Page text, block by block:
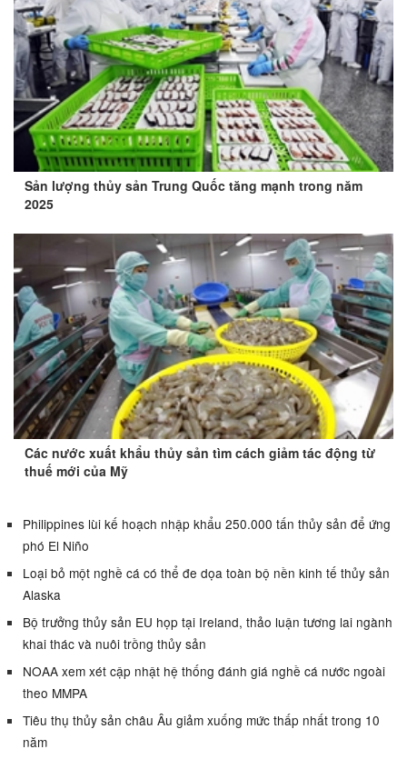
Sản lượng thủy sản Trung Quốc tăng mạnh trong năm
2025
Các nước xuất khẩu thủy sản tìm cách giảm tác động từ
thuế mới của Mỹ
Philippines lùi kế hoạch nhập khẩu 250.000 tấn thủy sản để ứng
phó El Niño
Loại bỏ một nghề cá có thể đe dọa toàn bộ nền kinh tế thủy sản
Alaska
Bộ trưởng thủy sản EU họp tại Ireland, thảo luận tương lai ngành
khai thác và nuôi trồng thủy sản
NOAA xem xét cập nhật hệ thống đánh giá nghề cá nước ngoài
theo MMPA
Tiêu thụ thủy sản châu Âu giảm xuống mức thấp nhất trong 10
năm